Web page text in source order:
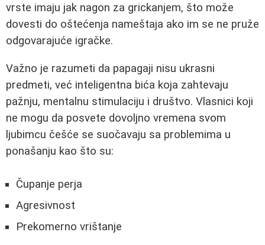
vrste imaju jak nagon za grickanjem, što može
dovesti do oštećenja nameštaja ako im se ne pruže
odgovarajuće igračke.
Važno je razumeti da papagaji nisu ukrasni
predmeti, već inteligentna bića koja zahtevaju
pažnju, mentalnu stimulaciju i društvo. Vlasnici koji
ne mogu da posvete dovoljno vremena svom
ljubimcu češće se suočavaju sa problemima u
ponašanju kao što su:
Čupanje perja
Agresivnost
Prekomerno vrištanje